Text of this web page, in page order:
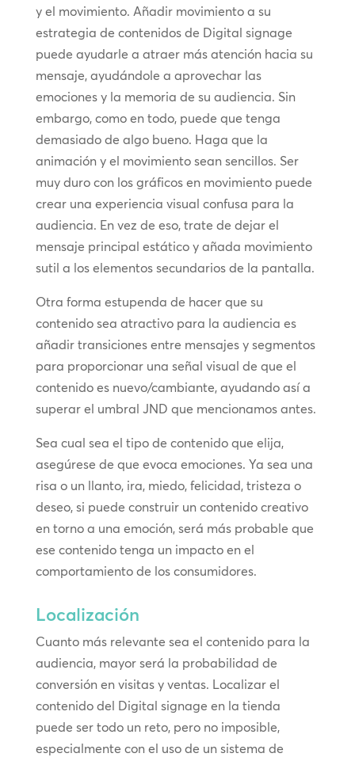
y el movimiento. Añadir movimiento a su
estrategia de contenidos de Digital signage
puede ayudarle a atraer más atención hacia su
mensaje, ayudándole a aprovechar las
emociones y la memoria de su audiencia. Sin
embargo, como en todo, puede que tenga
demasiado de algo bueno. Haga que la
animación y el movimiento sean sencillos. Ser
muy duro con los gráficos en movimiento puede
crear una experiencia visual confusa para la
audiencia. En vez de eso, trate de dejar el
mensaje principal estático y añada movimiento
sutil a los elementos secundarios de la pantalla.
Otra forma estupenda de hacer que su
contenido sea atractivo para la audiencia es
añadir transiciones entre mensajes y segmentos
para proporcionar una señal visual de que el
contenido es nuevo/cambiante, ayudando así a
superar el umbral JND que mencionamos antes.
Sea cual sea el tipo de contenido que elija,
asegúrese de que evoca emociones. Ya sea una
risa o un llanto, ira, miedo, felicidad, tristeza o
deseo, si puede construir un contenido creativo
en torno a una emoción, será más probable que
ese contenido tenga un impacto en el
comportamiento de los consumidores.
Localización
Cuanto más relevante sea el contenido para la
audiencia, mayor será la probabilidad de
conversión en visitas y ventas. Localizar el
contenido del Digital signage en la tienda
puede ser todo un reto, pero no imposible,
especialmente con el uso de un sistema de